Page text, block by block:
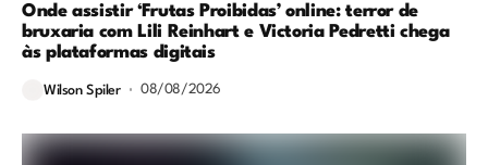
Onde assistir ‘Frutas Proibidas’ online: terror de
bruxaria com Lili Reinhart e Victoria Pedretti chega
às plataformas digitais
Wilson Spiler 08/08/2026